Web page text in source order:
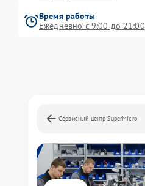
Время работы
Ежедневно с 9:00 до 21:00
Сервисный центр SuperMicro